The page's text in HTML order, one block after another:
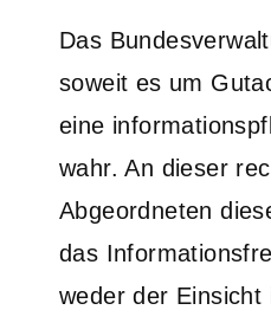
Das
soweit es um
eine
wahr. An dieser
Abgeordneten
das
weder der Einsicht